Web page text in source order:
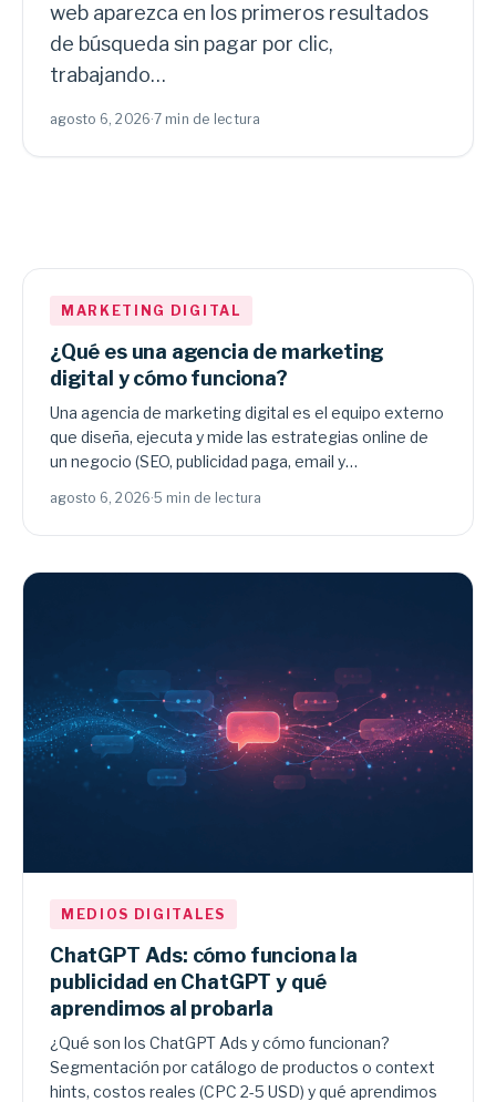
web aparezca en los primeros resultados
de búsqueda sin pagar por clic,
trabajando…
agosto 6, 2026·7 min de lectura
MARKETING DIGITAL
¿Qué es una agencia de marketing
digital y cómo funciona?
Una agencia de marketing digital es el equipo externo
que diseña, ejecuta y mide las estrategias online de
un negocio (SEO, publicidad paga, email y…
agosto 6, 2026·5 min de lectura
MEDIOS DIGITALES
ChatGPT Ads: cómo funciona la
publicidad en ChatGPT y qué
aprendimos al probarla
¿Qué son los ChatGPT Ads y cómo funcionan?
Segmentación por catálogo de productos o context
hints, costos reales (CPC 2-5 USD) y qué aprendimos